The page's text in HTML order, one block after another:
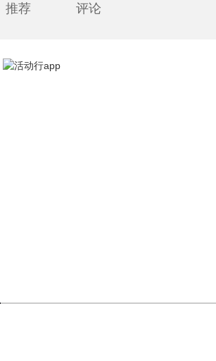
推荐 评论